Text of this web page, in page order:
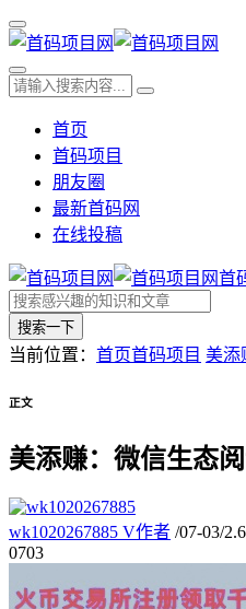
首页
首码项目
朋友圈
最新首码网
在线投稿
首
搜索一下
当前位置： 首页首码项目 美添
正文
美添赚：微信生态
wk1020267885 V作者 /07-03/
0703